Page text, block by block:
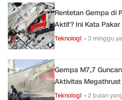
Rentetan Gempa di
Aktif? Ini Kata Pakar
Teknologi • 3 minggu
Gempa M7,7
Aktivitas Megathrust
Teknologi • 2 bulan